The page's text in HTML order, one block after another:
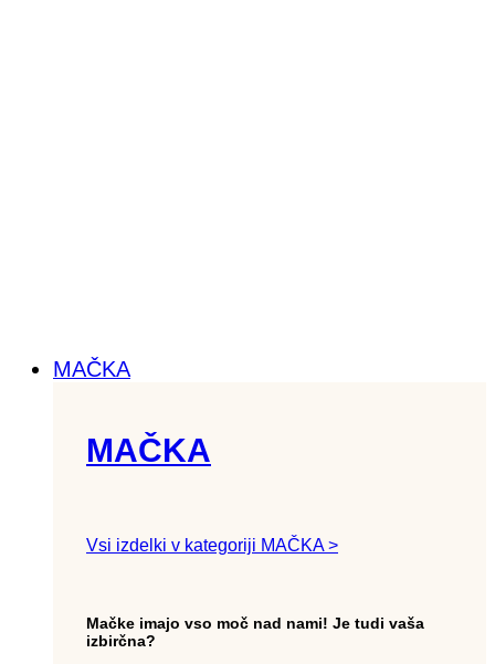
MAČKA
MAČKA
Vsi izdelki v kategoriji MAČKA >
Mačke imajo vso moč nad nami! Je tudi vaša
izbirčna?